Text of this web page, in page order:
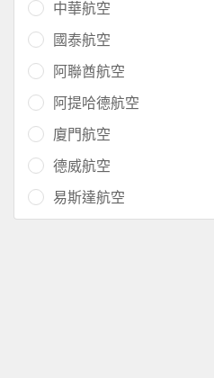
中華航空
國泰航空
阿聯酋航空
阿提哈德航空
廈門航空
德威航空
易斯達航空